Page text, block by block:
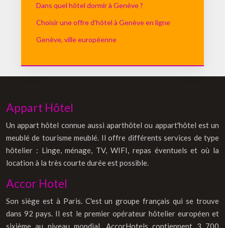
Dans quel hôtel dormir à Genève ?
Choisir une offre d’hôtel à Genève en ligne
Genève, ville européenne
Appart Hôtel
Un appart hôtel connue aussi aparthôtel ou appart'hôtel est un
meublé de tourisme meublé. Il offre différents services de type
hôtelier : Linge, ménage, TV, WIFI, repas éventuels et où la
location à la très courte durée est possible.
Accor Hotel
Son siège est à Paris. C'est un groupe français qui se trouve
dans 92 pays. Il est le premier opérateur hôtelier européen et
sixième au niveau mondial. AccorHotels contiennent 3 700